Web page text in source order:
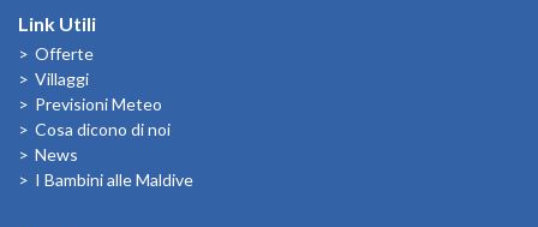
Link Utili
Offerte
Villaggi
Previsioni Meteo
Cosa dicono di noi
News
I Bambini alle Maldive